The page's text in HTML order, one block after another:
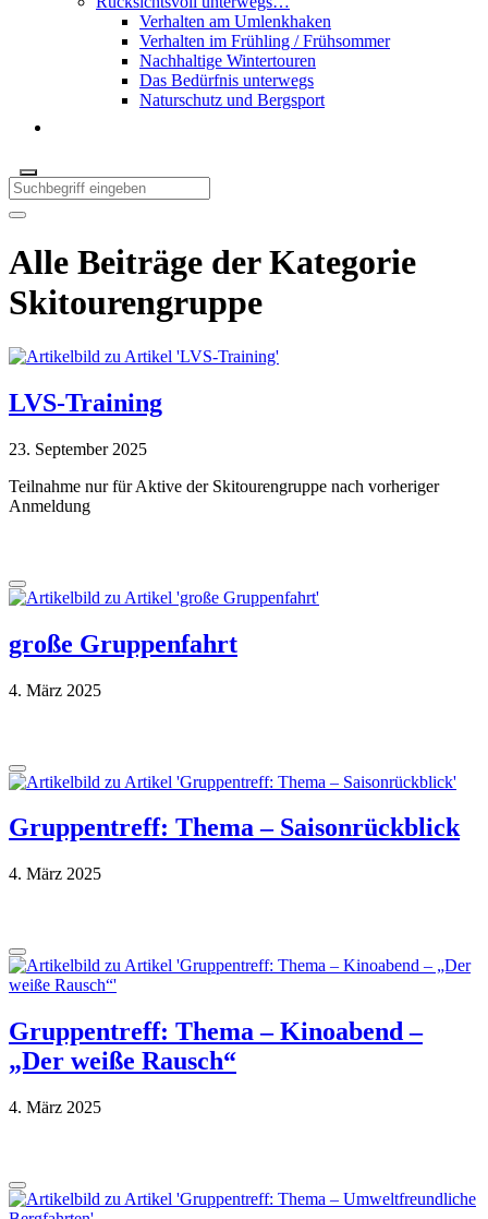
Verhalten am Umlenkhaken
Verhalten im Frühling / Frühsommer
Nachhaltige Wintertouren
Das Bedürfnis unterwegs
Naturschutz und Bergsport
Alle Beiträge der Kategorie
Skitourengruppe
LVS-Training
23. September 2025
Teilnahme nur für Aktive der Skitourengruppe nach vorheriger
Anmeldung
große Gruppenfahrt
4. März 2025
Gruppentreff: Thema – Saisonrückblick
4. März 2025
Gruppentreff: Thema – Kinoabend –
„Der weiße Rausch“
4. März 2025